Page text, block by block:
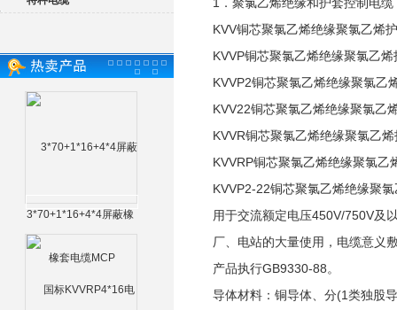
3*70+1*16+4*4屏蔽橡
KVV铜芯聚氯乙烯绝缘聚氯乙烯
KVVP铜芯聚氯乙烯绝缘聚氯乙
KVVP2铜芯聚氯乙烯绝缘聚氯乙
KVV22铜芯聚氯乙烯绝缘聚氯乙
KVVR铜芯聚氯乙烯绝缘聚氯乙
KVVRP铜芯聚氯乙烯绝缘聚氯
KVVP2-22铜芯聚氯乙烯绝缘聚
用于交流额定电压450V/750V及
厂、电站的大量使用，电缆意义
产品执行GB9330-88。
导体材料：铜导体、分(1类独股